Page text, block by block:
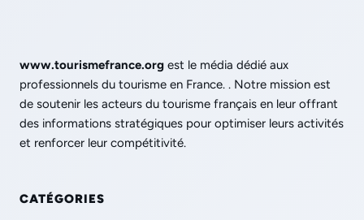
www.tourismefrance.org est le média dédié aux
professionnels du tourisme en France. . Notre mission est
de soutenir les acteurs du tourisme français en leur offrant
des informations stratégiques pour optimiser leurs activités
et renforcer leur compétitivité.
CATÉGORIES